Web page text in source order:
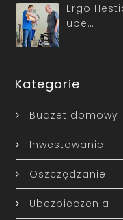
Ergo
ube…
Kategorie
Budżet domowy
Inwestowanie
Oszczędzanie
Ubezpieczenia